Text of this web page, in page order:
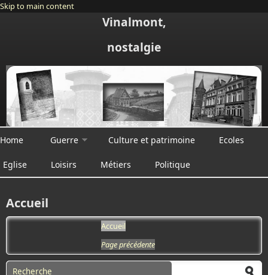
Skip to main content
Vinalmont,
nostalgie
Home Guerre Culture et patrimoine Ecoles
Eglise Loisirs Métiers Politique
Accueil
Accueil
Page précédente
Search form